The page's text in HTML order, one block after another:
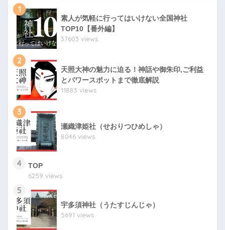
1
素人が気軽に行ってはいけない全国神社
TOP10【番外編】
37603 views
2
天照大神の魅力に迫る！神話や御朱印,ご利益
とパワースポットまで徹底解説
11883 views
3
瀬織津姫社（せおりつひめしゃ）
8046 views
4
TOP
6259 views
5
宇多須神社（うたすじんじゃ）
5691 views